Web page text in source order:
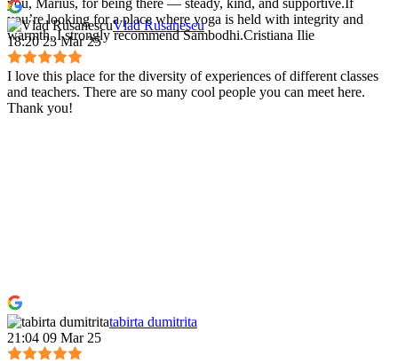
you’re looking for a place where yoga is held with integrity and
warmth, I strongly recommend Sambodhi.Cristiana Ilie
Vlad Rusanescu
18:20 23 Mar 25
I love this place for the diversity of experiences of different classes
and teachers. There are so many cool people you can meet here.
Thank you!
tabirta dumitrita
21:04 09 Mar 25